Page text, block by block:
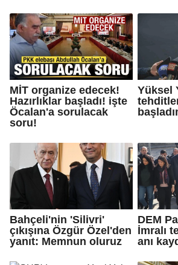
MİT organize edecek!
Hazırlıklar başladı! işte
Öcalan'a sorulacak
soru!
Yüksel
Bahçeli'nin 'Silivri'
çıkışına Özgür Özel'den
yanıt: Memnun oluruz
DEM
İmralı
anı